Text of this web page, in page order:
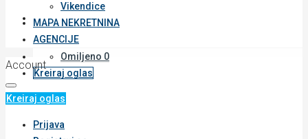
AGENCIJE
Omiljeno 0
Kreiraj oglas
Vikendice
MAPA NEKRETNINA
AGENCIJE
Account
Kreiraj oglas
Prijava